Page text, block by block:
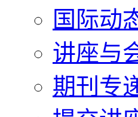
国际动
讲座与
期刊专